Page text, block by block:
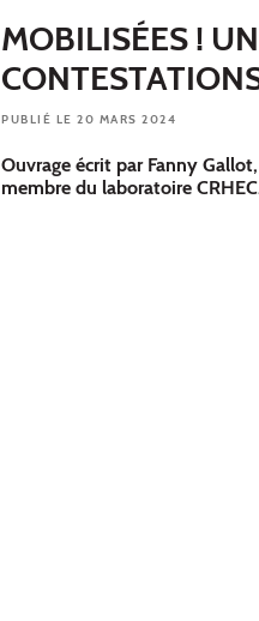
MOBILISÉES !
PUBLIÉ LE 20 MARS 2024
Ouvrage écrit par Fanny
membre du laboratoire